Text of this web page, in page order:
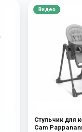
Видео
Стульчик для
Cam